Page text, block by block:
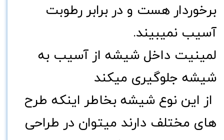
برخوردار هست و در برابر رطوبت
آسیب نمیبیند.
لمینیت داخل شیشه از آسیب به
شیشه جلوگیری میکند
از این نوع شیشه بخاطر اینکه طرح
های مختلف دارند میتوان در طراحی